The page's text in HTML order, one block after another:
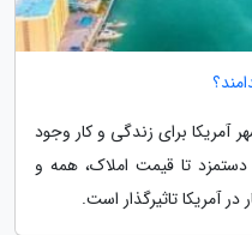
آمریکا برای زندگی و کار وجود
دستمزد تا قیمت املاک، همه و
آمریکا تاثیرگذار است.